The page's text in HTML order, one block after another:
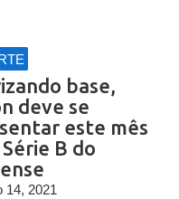
base,
deve se
este mês
B do
14, 2021